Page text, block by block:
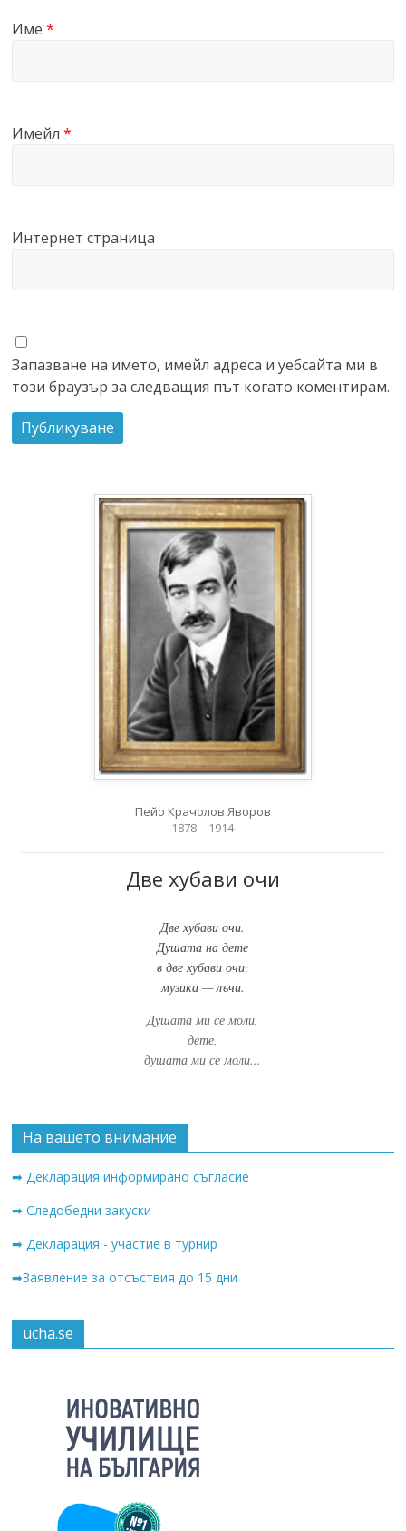
Име*
Имейл*
Интернет страница
Запазване на името, имейл адреса и уебсайта ми в
този браузър за следващия път когато коментирам.
Пейо Крачолов Яворов
1878 – 1914
Две хубави очи
Две хубави очи.
Душата на дете
в две хубави очи;
музика — лъчи.
Душата ми се моли,
дете,
душата ми се моли...
На вашето внимание
➡ Декларация информирано съгласие
➡ Следобедни закуски
➡ Декларация - участие в турнир
➡Заявление за отсъствия до 15 дни
ucha.se